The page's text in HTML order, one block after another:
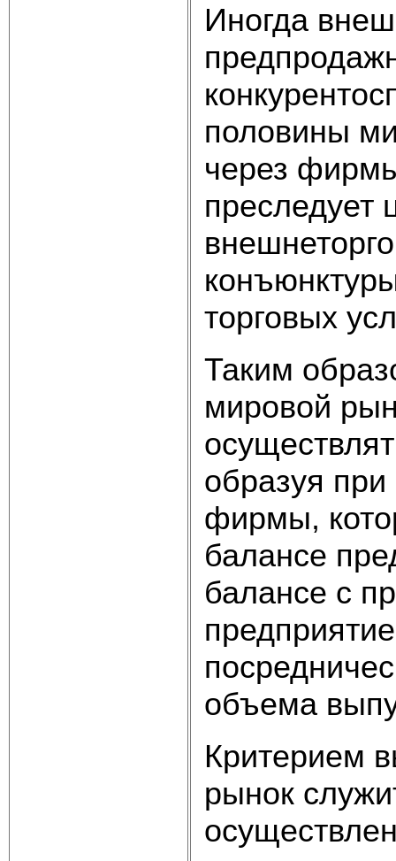
Иногда
половины
через
преследует
торговых
Таким
мировой
образуя
фирмы,
балансе
балансе с
объема
Критерием
рынок